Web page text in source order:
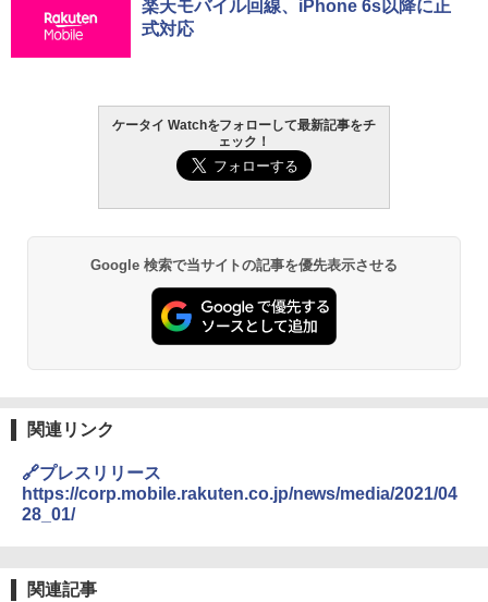
楽天モバイル回線、iPhone 6s以降に正
式対応
ケータイ Watchをフォローして最新記事をチ
ェック！
Google 検索で当サイトの記事を優先表示させる
関連リンク
🔗プレスリリース
https://corp.mobile.rakuten.co.jp/news/media/2021/04
28_01/
関連記事